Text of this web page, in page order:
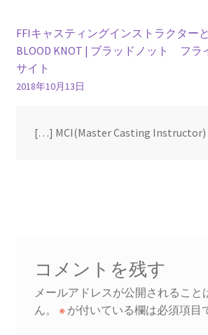
FFIキャスティングインストラクター
BLOOD KNOT | ブラッドノット フラ
サイト
2018年10月13日
[…] MCI(Master Casting
コメントを残す
メールアドレスが公開されること
ん。
※が付いている欄は必須項目